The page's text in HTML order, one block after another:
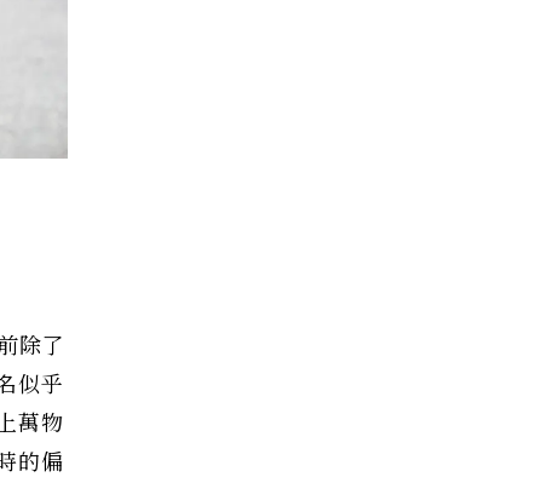
除了
似乎
萬物
的偏